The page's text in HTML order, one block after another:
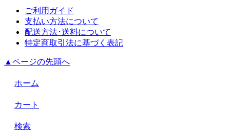
ご利用ガイド
支払い方法について
配送方法･送料について
特定商取引法に基づく表記
▲ページの先頭へ
ホーム
カート
検索